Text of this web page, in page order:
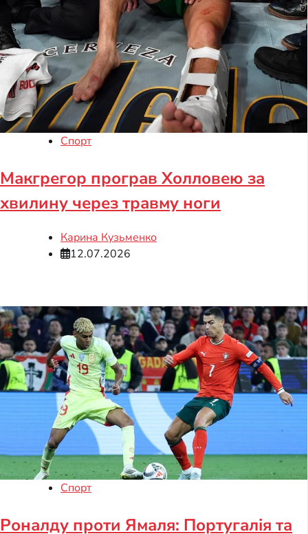
Спорт
Макгрегор програв Холловею за
хвилину через травму ноги
Карина Кузьменко
12.07.2026
Спорт
Роналду проти Ямаля: Португалія та